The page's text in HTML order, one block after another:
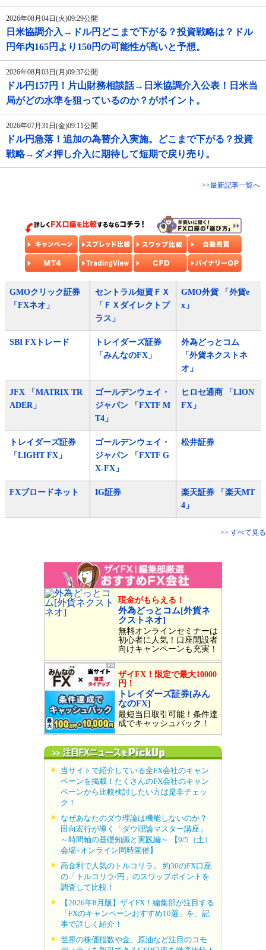
2026年08月04日(火)09:29公開
日米協調介入→ドル円どこまで下がる？投資戦略は？ドル
円年内165円より150円の可能性が高いと予想。
2026年08月03日(月)09:37公開
ドル円157円！片山財務相談話→日米協調介入公表！日米当
局がどの水準を狙っているのか？がポイント。
2026年07月31日(金)09:11公開
ドル円急落！追加の為替介入実施。どこまで下がる？投資
戦略→ダメ押し介入に期待して短期で戻り売り。
>>最新記事一覧へ
GMOクリック証券
「FXネオ」
セントラル短資ＦＸ
「ＦＸダイレクトプ
ラス」
GMO外貨 「外貨e
x」
SBI FXトレード
トレイダーズ証券
「みんなのFX」
外為どっとコム
「外貨ネクストネ
オ」
JFX 「MATRIX TR
ADER」
ゴールデンウェイ・
ジャパン 「FXTF M
T4」
ヒロセ通商 「LION
FX」
トレイダーズ証券
「LIGHT FX」
ゴールデンウェイ・
ジャパン 「FXTF G
X-FX」
松井証券
FXブロードネット IG証券
楽天証券 「楽天MT
4」
>> すべて見る
現金がもらえる！
外為どっとコム[外貨ネ
クストネオ]
無料オンラインセミナーは
初心者に人気！口座開設者
向けキャンペーンも充実！
ザイFX！限定で最大10000
円！
トレイダーズ証券[みん
なのFX]
最短当日取引可能！条件達
成でキャッシュバック！
当サイトで紹介している全FX会社のキャン
ペーンを掲載！たくさんのFX会社のキャン
ペーンから比較検討したい方は是非チェッ
ク！
なぜあなたのダウ理論は機能しないのか？
田向宏行が導く「ダウ理論マスター講座」
～時間軸の基礎知識と実践編～ 【9/5（土）
会場+オンライン同時開催】
高金利で人気のトルコリラ。 約30のFX口座
の「トルコリラ/円」のスワップポイントを
調査して比較！
【2026年8月版】ザイFX！編集部が注目する
「FXのキャンペーンおすすめ10選」を、記
事で詳しく紹介！
世界の株価指数や金、原油など注目のコモ